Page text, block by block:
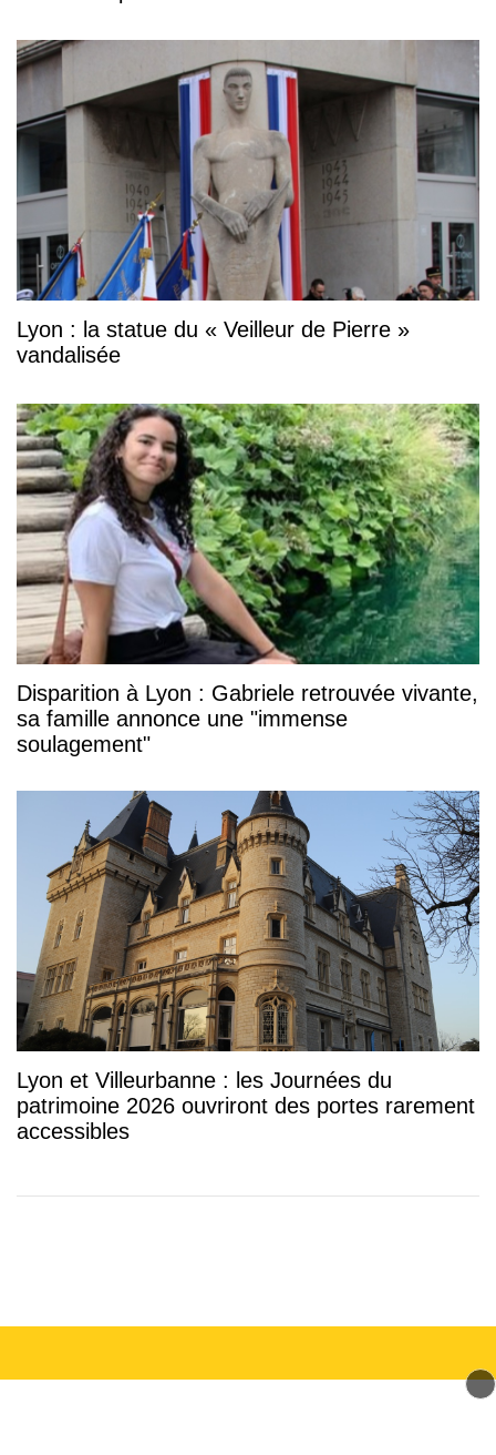
Lyon : la statue du « Veilleur de Pierre »
vandalisée
Disparition à Lyon : Gabriele retrouvée vivante,
sa famille annonce une "immense
soulagement"
Lyon et Villeurbanne : les Journées du
patrimoine 2026 ouvriront des portes rarement
accessibles